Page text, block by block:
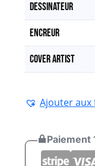
Dessinateur
Encreur
Cover artist
Ajouter aux
Paiement